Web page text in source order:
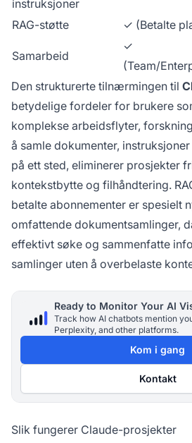
instruksjoner
RAG-støtte ✓ (Betalte
Samarbeid
✓
(Team/
Den strukturerte tilnærmingen til
betydelige fordeler for brukere
komplekse arbeidsflyter,
å samle dokumenter,
på ett sted, eliminerer prosjekter
kontekstbytte og filhåndtering.
betalte abonnementer er spesielt
omfattende dokumentsamlinger,
effektivt søke og sammenfatte
samlinger uten å overbelaste
Ready to Monitor Your AI
Track how AI chatbots mention
Perplexity, and other platforms.
Kom i gang
Kontakt
Slik fungerer Claude-prosjekter